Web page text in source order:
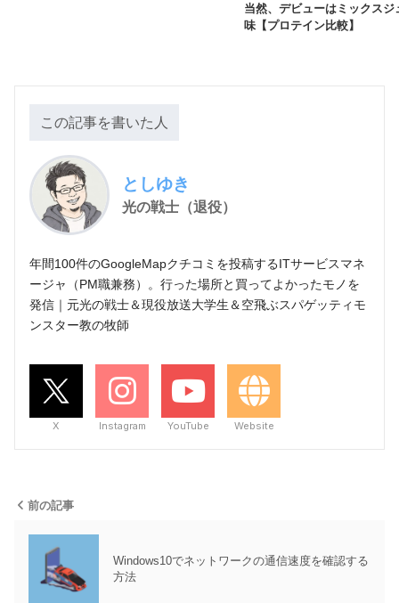
当然、デビューはミックスジ
味【プロテイン比較】
この記事を書いた人
としゆき
光の戦士（退役）
年間100件のGoogleMapクチコミを投稿するITサービスマネ
ージャ（PM職兼務）。行った場所と買ってよかったモノを
発信｜元光の戦士＆現役放送大学生＆空飛ぶスパゲッティモ
ンスター教の牧師
X Instagram YouTube Website
前の記事
Windows10でネットワークの通信速度を確認する
方法